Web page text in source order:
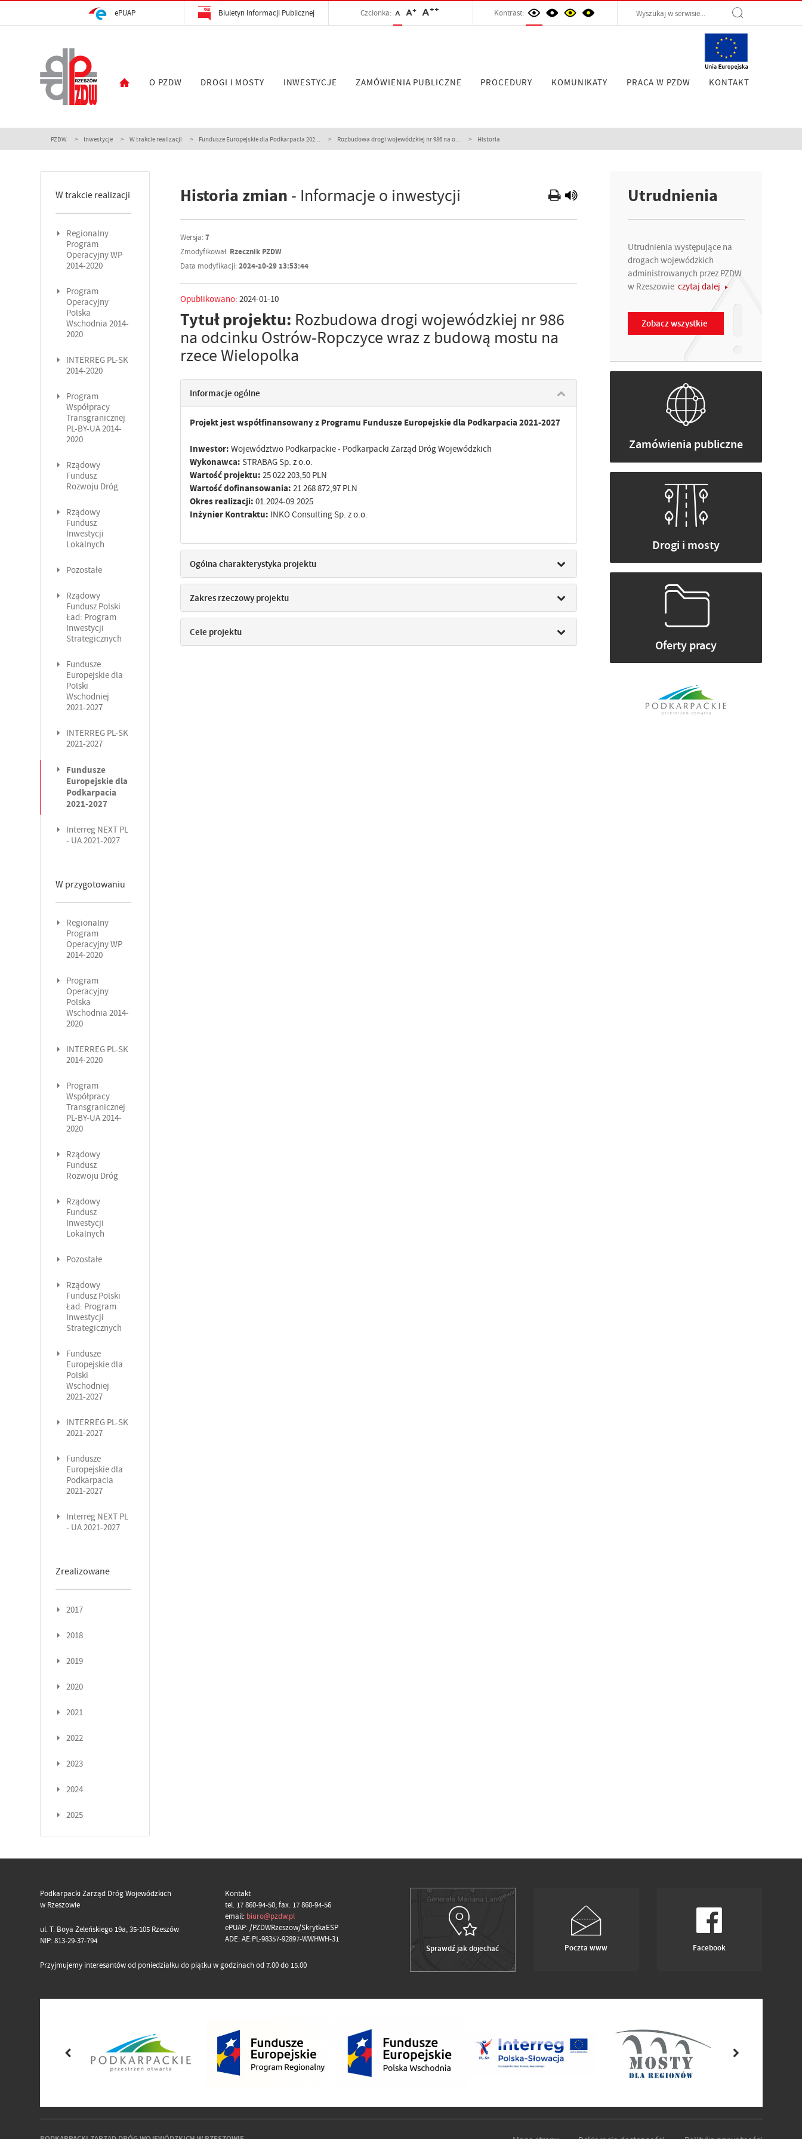
ePUAP Biuletyn Informacji Publicznej Czcionka: A A+ A++ Kontrast:
O PZDW DROGI I MOSTY INWESTYCJE ZAMÓWIENIA PUBLICZNE PROCEDURY KOMUNIKATY PRACA W PZDW KONTAKT
PZDW Inwestycje W trakcie realizacji Fundusze Europejskie dla Podkarpacia 202... Rozbudowa drogi wojewódzkiej nr 986 na o... Historia
W trakcie realizacji
Regionalny
Program
Operacyjny WP
2014-2020
Program
Operacyjny
Polska
Wschodnia 2014-
2020
INTERREG PL-SK
2014-2020
Program
Współpracy
Transgranicznej
PL-BY-UA 2014-
2020
Rządowy
Fundusz
Rozwoju Dróg
Rządowy
Fundusz
Inwestycji
Lokalnych
Pozostałe
Rządowy
Fundusz Polski
Ład: Program
Inwestycji
Strategicznych
Fundusze
Europejskie dla
Polski
Wschodniej
2021-2027
INTERREG PL-SK
2021-2027
Fundusze
Europejskie dla
Podkarpacia
2021-2027
Interreg NEXT PL
- UA 2021-2027
W przygotowaniu
Regionalny
Program
Operacyjny WP
2014-2020
Program
Operacyjny
Polska
Wschodnia 2014-
2020
INTERREG PL-SK
2014-2020
Program
Współpracy
Transgranicznej
PL-BY-UA 2014-
2020
Rządowy
Fundusz
Rozwoju Dróg
Rządowy
Fundusz
Inwestycji
Lokalnych
Pozostałe
Rządowy
Fundusz Polski
Ład: Program
Inwestycji
Strategicznych
Fundusze
Europejskie dla
Polski
Wschodniej
2021-2027
INTERREG PL-SK
2021-2027
Fundusze
Europejskie dla
Podkarpacia
2021-2027
Interreg NEXT PL
- UA 2021-2027
Zrealizowane
2017
2018
2019
2020
2021
2022
2023
2024
2025
Historia zmian - Informacje o inwestycji
Wersja:7
Zmodyfikował: Rzecznik PZDW
Data modyfikacji:2024-10-29 13:53:44
Opublikowano: 2024-01-10
Tytuł projektu: Rozbudowa drogi wojewódzkiej nr 986
na odcinku Ostrów-Ropczyce wraz z budową mostu na
rzece Wielopolka
Informacje ogólne
Projekt jest współfinansowany z Programu Fundusze Europejskie dla Podkarpacia 2021-2027
Inwestor: Województwo Podkarpackie - Podkarpacki Zarząd Dróg Wojewódzkich
Wykonawca: STRABAG Sp. z o.o.
Wartość projektu:25 022 203,50 PLN
Wartość dofinansowania: 21 268 872,97 PLN
Okres realizacji: 01.2024-09.2025
Inżynier Kontraktu: INKO Consulting Sp. z o.o.
Ogólna charakterystyka projektu
Zakres rzeczowy projektu
Cele projektu
Utrudnienia
Utrudnienia występujące na
drogach wojewódzkich
administrowanych przez PZDW
w Rzeszowie czytaj dalej
Zobacz wszystkie
Zamówienia publiczne
Drogi i mosty
Oferty pracy
Podkarpacki Zarząd Dróg Wojewódzkich
w Rzeszowie
ul. T. Boya Żeleńskiego 19a, 35-105 Rzeszów
NIP: 813-29-37-794
Kontakt
tel. 17 860-94-50; fax. 17 860-94-56
email: biuro@pzdw.pl
ePUAP: /PZDWRzeszow/SkrytkaESP
ADE: AE:PL-98357-92897-WWHWH-31
Przyjmujemy interesantów od poniedziałku do piątku w godzinach od 7.00 do 15.00
Sprawdź jak dojechać Poczta www Facebook